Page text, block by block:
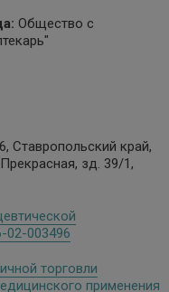
Общество с
Ставропольский край,
зд. 39/1,
02-003496
торговли
применения